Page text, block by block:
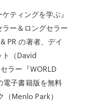
ティングを学ぶ』
ー＆ロングセラー
PR の著者、デイ
ト（David
ラー『WORLD
電子書籍版を無料
Menlo Park）